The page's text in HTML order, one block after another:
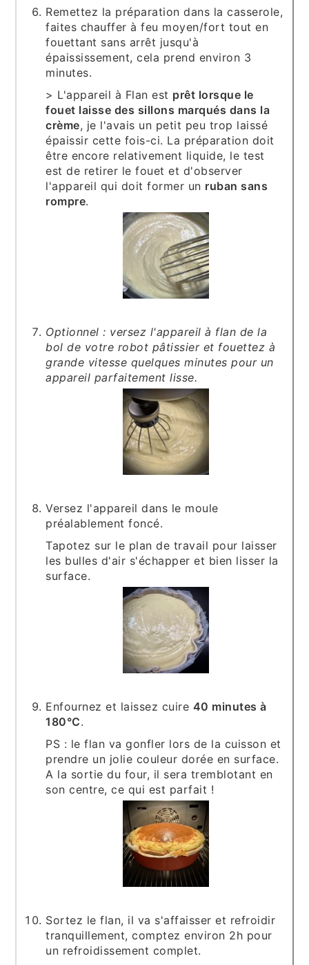
Remettez la préparation dans la casserole,
faites chauffer à feu moyen/fort tout en
fouettant sans arrêt jusqu'à
épaississement, cela prend environ 3
minutes.
> L'appareil à Flan est prêt lorsque le
fouet laisse des sillons marqués dans la
crème, je l'avais un petit peu trop laissé
épaissir cette fois-ci. La préparation doit
être encore relativement liquide, le test
est de retirer le fouet et d'observer
l'appareil qui doit former un ruban sans
rompre.
Optionnel : versez l'appareil à flan de la
bol de votre robot pâtissier et fouettez à
grande vitesse quelques minutes pour un
appareil parfaitement lisse.
Versez l'appareil dans le moule
préalablement foncé.
Tapotez sur le plan de travail pour laisser
les bulles d'air s'échapper et bien lisser la
surface.
Enfournez et laissez cuire 40 minutes à
180°C.
PS : le flan va gonfler lors de la cuisson et
prendre un jolie couleur dorée en surface.
A la sortie du four, il sera tremblotant en
son centre, ce qui est parfait !
Sortez le flan, il va s'affaisser et refroidir
tranquillement, comptez environ 2h pour
un refroidissement complet.